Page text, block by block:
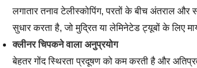
लगातार तनाव टेलीस्कोपिंग, परतों के बीच अंतराल और
सुधार करता है, जो मुद्रित या लेमिनेटेड ट्यूबों के लिए
क्लीनर चिपकने वाला अनुप्रयोग
बेहतर गोंद स्थिरता प्रदूषण को कम करती है और